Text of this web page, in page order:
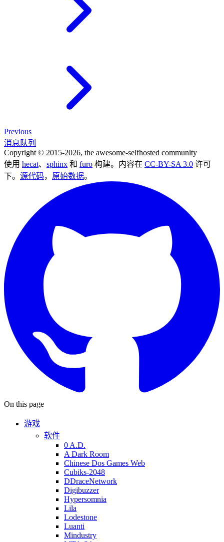
Previous
消息队列
Copyright © 2015-2026, the awesome-selfhosted community
使用 hecat、 sphinx 和 furo 构建。内容在 CC-BY-SA 3.0 许可
下。 源代码， 原始数据。
On this page
游戏
软件
0 A.D.
A Dark Room
Chinese Dos Games Web
Cubiks-2048
DDraceNetwork
Digibuzzer
Hypersomnia
Lila
Lodestone
Luanti
Mindustry